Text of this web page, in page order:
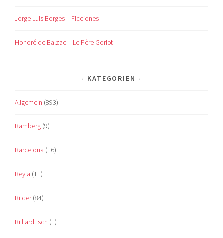
Jorge Luis Borges – Ficciones
Honoré de Balzac – Le Père Goriot
KATEGORIEN
Allgemein (893)
Bamberg (9)
Barcelona (16)
Beyla (11)
Bilder(84)
Billiardtisch (1)